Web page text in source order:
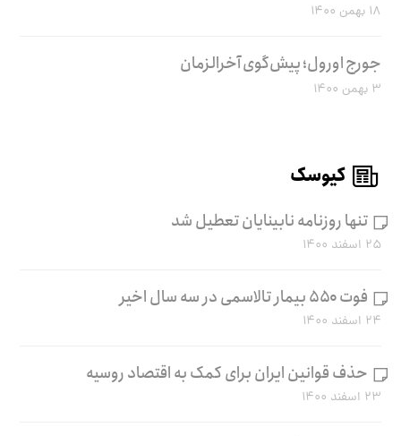
۱۸ بهمن ۱۴۰۰
جورج اورول؛ پیش‌گوی آخرالزمان
۳ بهمن ۱۴۰۰
کیوسک
تنها روزنامه نابینایان تعطیل شد
۲۵ اسفند ۱۴۰۰
فوت ۵۵۰ بیمار تالاسمی در سه سال اخیر
۲۴ اسفند ۱۴۰۰
حذف قوانین ایران برای کمک به اقتصاد روسیه
۲۳ اسفند ۱۴۰۰